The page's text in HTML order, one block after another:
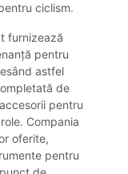
ciclism.
furnizează
pentru
astfel
de
pentru
Compania
oferite,
pentru